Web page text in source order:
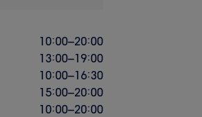
10:00–20:00
13:00–19:00
10:00–16:30
15:00–20:00
10:00–20:00